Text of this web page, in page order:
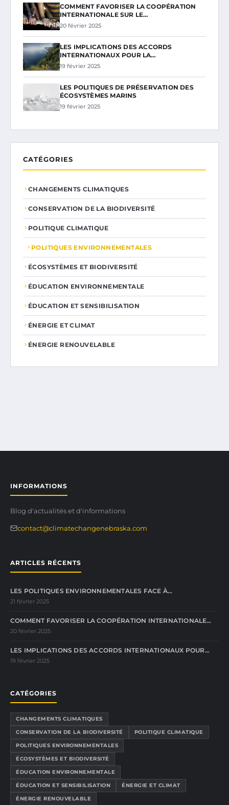
COMMENT FAVORISER LA COOPÉRATION
INTERNATIONALE SUR LE…
20 février 2025
LES IMPLICATIONS DES ACCORDS
INTERNATIONAUX POUR LA…
19 février 2025
LES POLITIQUES DE PRÉSERVATION DES
ÉCOSYSTÈMES MARINS
19 février 2025
CATÉGORIES
CHANGEMENTS CLIMATIQUES
CONSERVATION DE LA BIODIVERSITÉ
POLITIQUE CLIMATIQUE
POLITIQUES ENVIRONNEMENTALES
ÉCOSYSTÈMES ET BIODIVERSITÉ
ÉDUCATION ENVIRONNEMENTALE
ÉDUCATION ET SENSIBILISATION
ÉNERGIE ET CLIMAT
ÉNERGIE RENOUVELABLE
INFORMATIONS
Blog d'actualités et d'informations
contact@climatechangenebraska.com
ARTICLES RÉCENTS
LES POLITIQUES ENVIRONNEMENTALES FACE À…
21 février 2025
COMMENT FAVORISER LA COOPÉRATION INTERNATIONALE…
20 février 2025
LES IMPLICATIONS DES ACCORDS INTERNATIONAUX POUR…
19 février 2025
CATÉGORIES
CHANGEMENTS CLIMATIQUES
CONSERVATION DE LA BIODIVERSITÉ
POLITIQUE CLIMATIQUE
POLITIQUES ENVIRONNEMENTALES
ÉCOSYSTÈMES ET BIODIVERSITÉ
ÉDUCATION ENVIRONNEMENTALE
ÉDUCATION ET SENSIBILISATION
ÉNERGIE ET CLIMAT
ÉNERGIE RENOUVELABLE